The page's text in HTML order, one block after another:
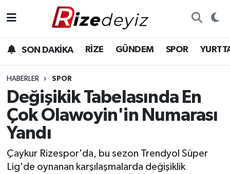
SON DAKİKA RİZE GÜNDEM SPOR
HABERLER SPOR
Değişikik Tabelasında En
Çok Olawoyin'in Numarası
Yandı
Çaykur Rizespor'da, bu sezon Trendyol Süper
Lig'de oynanan karşılaşmalarda değişiklik
Gündem
Yurttan Haberler
Ekonomi
Sağlık
Rize Hava Durumu
Rize Trafik Yoğunluk Haritası
Süper Lig Puan Durumu ve Fikstür
Son Dakika Haberleri